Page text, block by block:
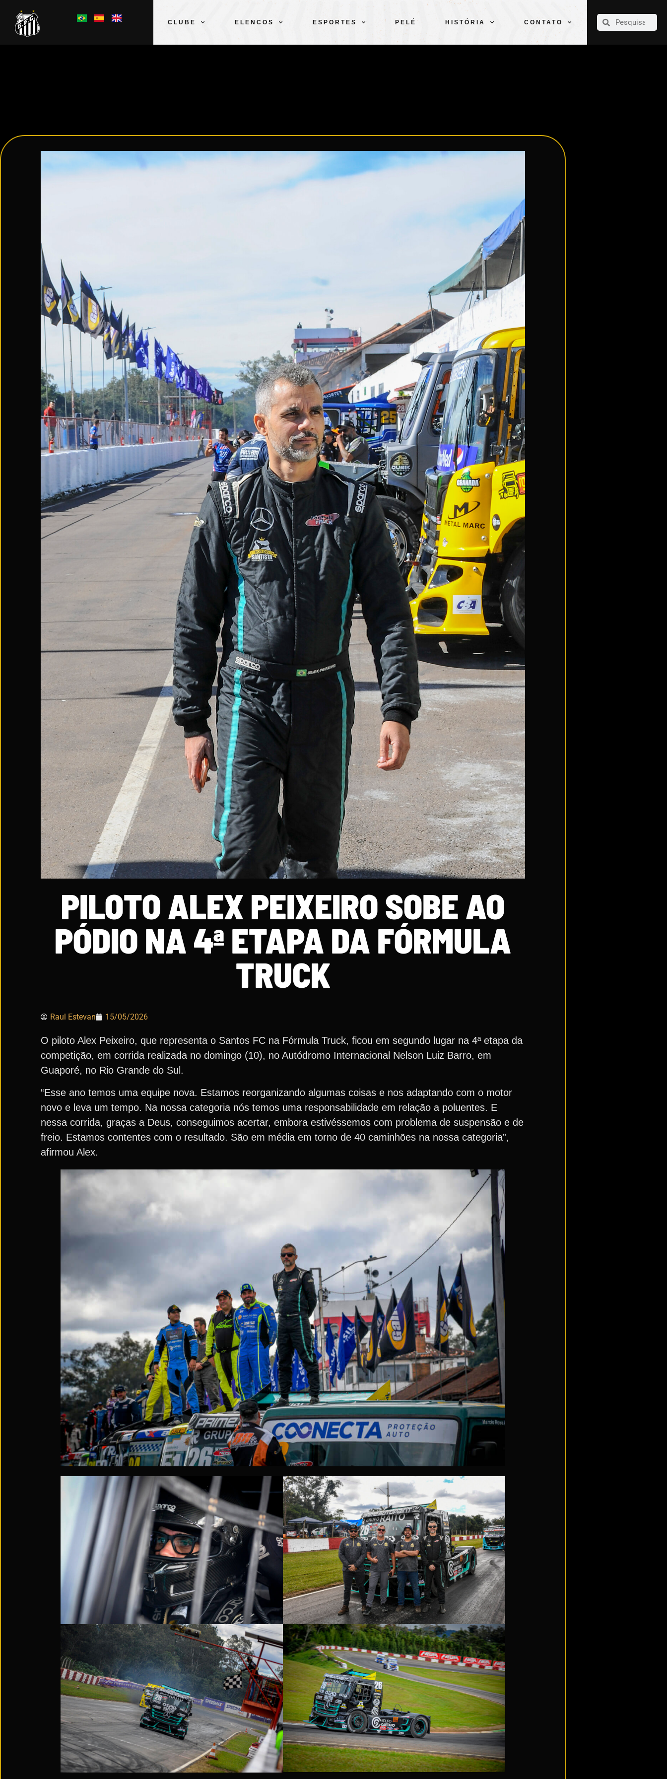
CLUBE ELENCOS ESPORTES PELÉ HISTÓRIA CONTATO
CLUBE
PILOTO ALEX PEIXEIRO SOBE AO
PÓDIO NA 4ª ETAPA DA FÓRMULA
TRUCK
Raul Estevan 15/05/2026
O piloto Alex Peixeiro, que representa o Santos FC na Fórmula Truck, ficou em segundo lugar na 4ª etapa da
competição, em corrida realizada no domingo (10), no Autódromo Internacional Nelson Luiz Barro, em
Guaporé, no Rio Grande do Sul.
“Esse ano temos uma equipe nova. Estamos reorganizando algumas coisas e nos adaptando com o motor
novo e leva um tempo. Na nossa categoria nós temos uma responsabilidade em relação a poluentes. E
nessa corrida, graças a Deus, conseguimos acertar, embora estivéssemos com problema de suspensão e de
freio. Estamos contentes com o resultado. São em média em torno de 40 caminhões na nossa categoria”,
afirmou Alex.